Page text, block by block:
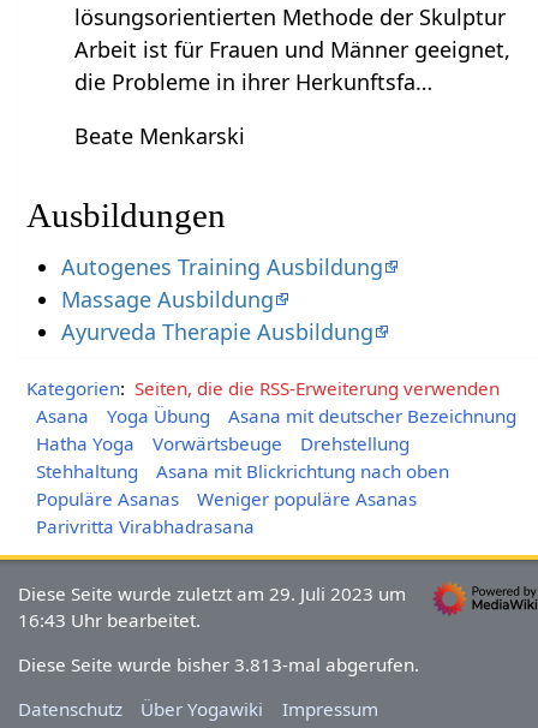
lösungsorientierten Methode der Skulptur
Arbeit ist für Frauen und Männer geeignet,
die Probleme in ihrer Herkunftsfa…
Beate Menkarski
Ausbildungen
Autogenes Training Ausbildung
Massage Ausbildung
Ayurveda Therapie Ausbildung
Kategorien: Seiten, die die RSS-Erweiterung verwenden
Asana
Yoga Übung
Asana mit deutscher Bezeichnung
Hatha Yoga
Vorwärtsbeuge
Drehstellung
Stehhaltung
Asana mit Blickrichtung nach oben
Populäre Asanas
Weniger populäre Asanas
Parivritta Virabhadrasana
Diese Seite wurde zuletzt am 29. Juli 2023 um
16:43 Uhr bearbeitet.
Diese Seite wurde bisher 3.813-mal abgerufen.
Datenschutz
Über Yogawiki Impressum